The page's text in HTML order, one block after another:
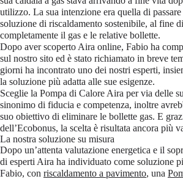
utilizzo. La sua intenzione era quella di
soluzione di riscaldamento sostenibile, al fine
completamente il gas e le relative bollette.
Dopo aver scoperto Aira online, Fabio ha
sul nostro sito ed è stato richiamato in breve
giorni ha incontrato uno dei nostri esperti,
la soluzione più adatta alle sue esigenze.
Sceglie la Pompa di Calore Aira per via delle
sinonimo di fiducia e competenza, inoltre
suo obiettivo di eliminare le bollette gas. E
dell’Ecobonus, la scelta è risultata ancora più
La nostra soluzione su misura
Dopo un’attenta valutazione energetica e il
di esperti Aira ha individuato come soluzione
Fabio, con riscaldamento a pavimento, una